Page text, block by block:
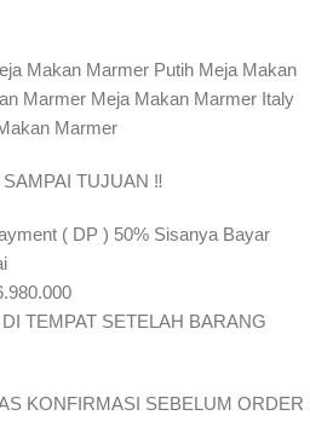
Makan Marmer Putih Meja Makan
Marmer Meja Makan Marmer Italy
Marmer
TUJUAN ‼️
( DP ) 50% Sisanya Bayar
TEMPAT SETELAH BARANG
KONFIRMASI SEBELUM ORDER